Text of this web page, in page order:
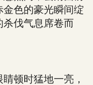
色的豪光瞬间绽
伐气息席卷而
顿时猛地一亮，